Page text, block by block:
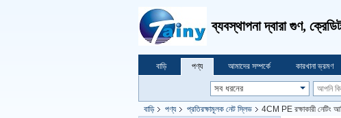
ব্যবস্থাপনা দ্বারা গুণ,
বাড়ি পণ্য আমাদের সম্পর্কে কারখানা ভ্রমণ
বাড়ি পণ্য প্রতিরক্ষামূলক নেট স্লিভ
4CM PE রক্ষাকারী নেটিং